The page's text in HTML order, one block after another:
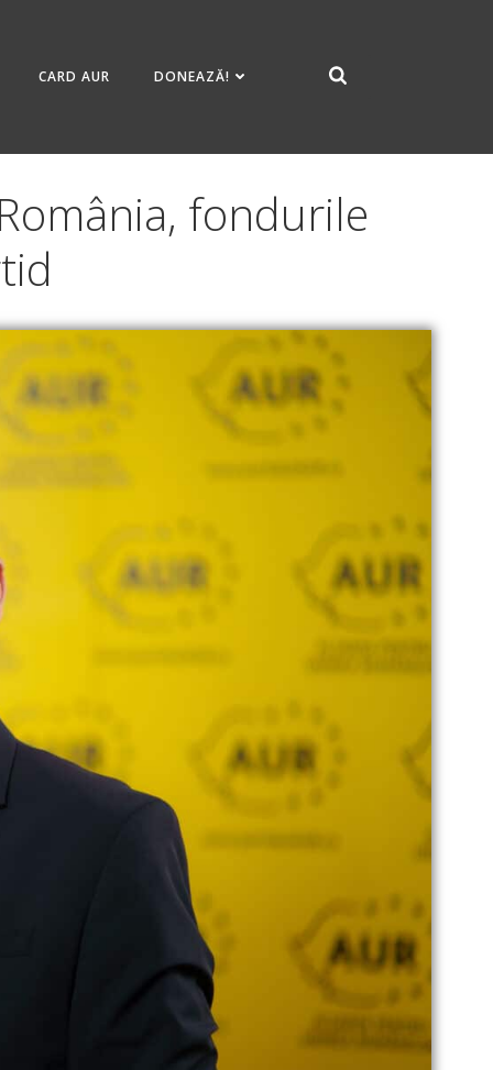
CARD AUR DONEAZĂ!
fondurile